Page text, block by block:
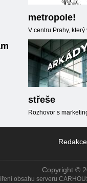
metropole!
V centru Prahy,
střeše
Rozhovor s
Redakce
Copyright ©
obsahu serveru